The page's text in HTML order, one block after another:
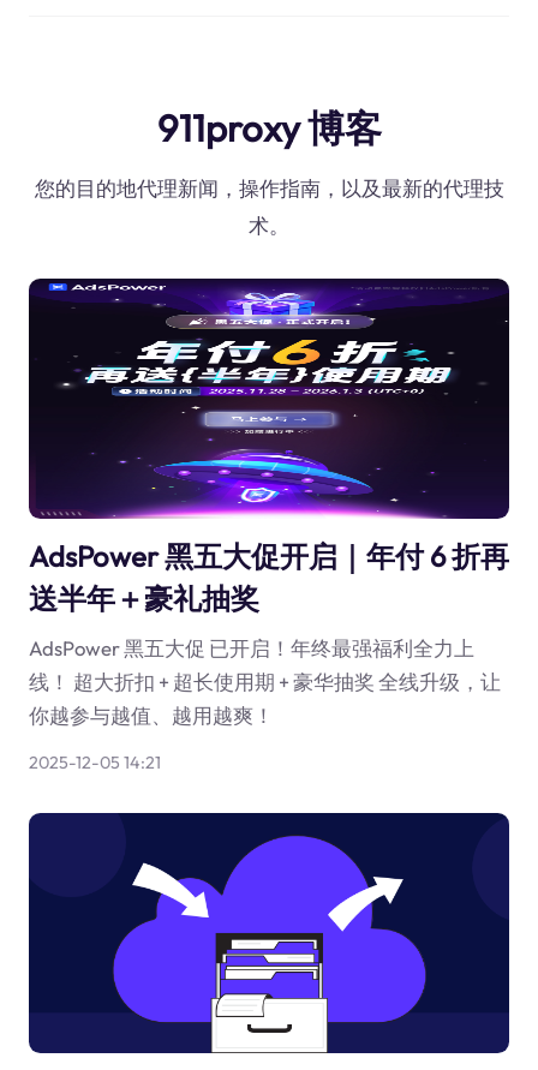
911proxy 博客
您的目的地代理新闻，操作指南，以及最新的代理技
术。
AdsPower 黑五大促开启｜年付 6 折再
送半年＋豪礼抽奖
AdsPower 黑五大促 已开启！年终最强福利全力上
线！ 超大折扣 + 超长使用期 + 豪华抽奖 全线升级，让
你越参与越值、越用越爽！
2025-12-05 14:21